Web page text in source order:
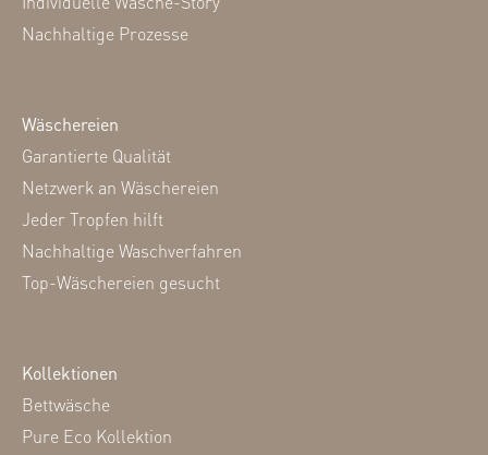
Nachhaltige Prozesse
Wäschereien
Garantierte Qualität
Netzwerk an Wäschereien
Jeder Tropfen hilft
Nachhaltige Waschverfahren
Top-Wäschereien gesucht
Kollektionen
Bettwäsche
Pure Eco Kollektion